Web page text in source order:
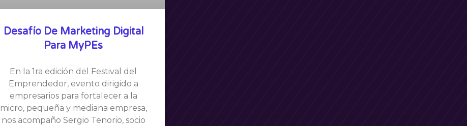
Desafío De Marketing Digital
Para MyPEs
En la 1ra edición del Festival del
Emprendedor, evento dirigido a
empresarios para fortalecer a la
micro, pequeña y mediana empresa,
nos acompaño Sergio Tenorio, socio